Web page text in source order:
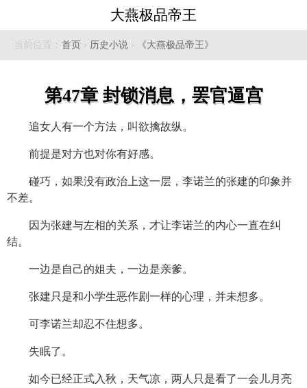
大燕极品帝王
当前位置： 首页 › 历史小说 › 《大燕极品帝王》
第47章 封锁消息，罢官逼宫
追女人有一个方法，叫欲擒故纵。
前提是对方也对你有好感。
碰巧，如果没有政治上这一层，李诺兰的张建的印象并
不差。
因为张建与左相的关系，才让李诺兰的内心一直在纠
结。
一边是自己的姐夫，一边是亲爹。
张建只是和小学生恶作剧一样的心理，并未想多。
可李诺兰却忍不住想多。
失眠了。
如今已经正式入秋，天气凉，两人只是看了一会儿月亮